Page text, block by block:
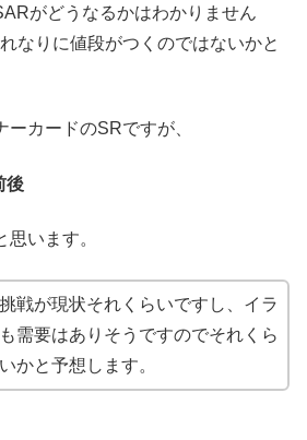
がどうなるかはわかりません
なりに値段がつくのではないかと
カードのSRですが、
後
います。
戦が現状それくらいですし、イラ
需要はありそうですのでそれくら
かと予想します。